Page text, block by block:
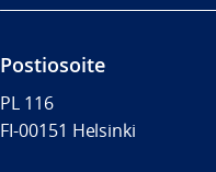
Postiosoite
PL 116
FI-00151 Helsinki